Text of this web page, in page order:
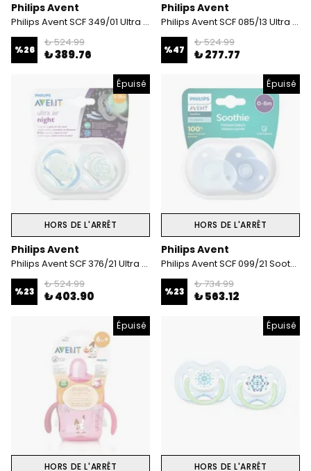
Philips Avent
Philips Avent SCF 349/01 Ultra Air 2li Emzik 18+Ay
%26
₺ 524.99
₺ 389.76
Philips Avent
Philips Avent SCF 085/13 Ultra Air Emzik 0-6 ay kız
%47
₺ 524.99
₺ 277.77
Épuisé
HORS DE L'ARRÊT
Philips Avent
Philips Avent SCF 376/21 Ultra Air Emzik 6-18 Ay Erkek
%23
₺ 524.99
₺ 403.90
Épuisé
HORS DE L'ARRÊT
Philips Avent
Philips Avent SCF 099/21 Soothie Emzik 0- 6 Ay Erkek
%23
₺ 734.99
₺ 563.12
Épuisé
HORS DE L'ARRÊT
Épuisé
HORS DE L'ARRÊT